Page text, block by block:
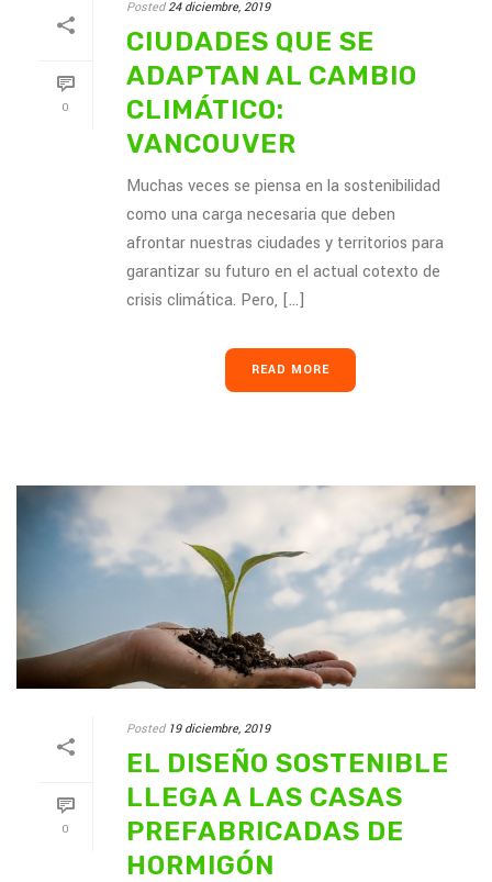
0
Posted 24 diciembre, 2019
CIUDADES QUE SE
ADAPTAN AL CAMBIO
CLIMÁTICO:
VANCOUVER
Muchas veces se piensa en la sostenibilidad
como una carga necesaria que deben
afrontar nuestras ciudades y territorios para
garantizar su futuro en el actual cotexto de
crisis climática. Pero, [...]
READ MORE
0
Posted 19 diciembre, 2019
EL DISEÑO SOSTENIBLE
LLEGA A LAS CASAS
PREFABRICADAS DE
HORMIGÓN